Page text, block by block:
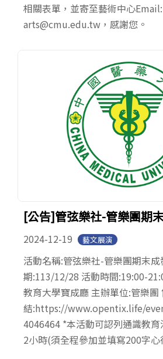
相關表單，並寄至藝術中心Email:
arts@cmu.edu.tw，感謝您。
[公告]管弦樂社-管樂團期
2024-12-19 藝文展演
活動名稱:管弦樂社-管樂團期末成
期:113/12/28 活動時間:19:00-
教育大學寶成廳 主辦單位:管樂團
結:https://www.opentix.life/
4046464 *本活動可認列通識教
2小時(須全程參加並填寫200字心